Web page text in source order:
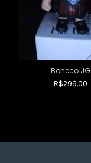
Boneco JG
R$299,00